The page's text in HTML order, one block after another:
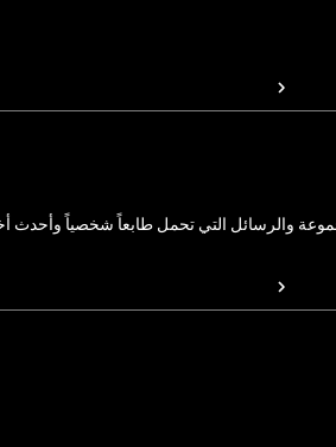
والرسائل التي تحمل طابعاً شخصياً وأحدث